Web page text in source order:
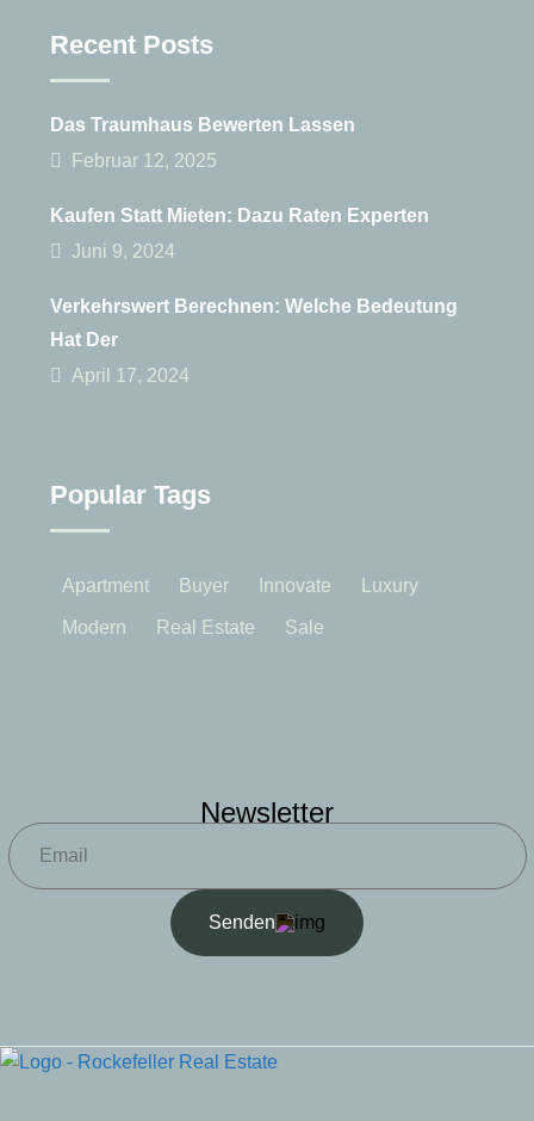
Recent Posts
Das Traumhaus Bewerten Lassen
Februar 12, 2025
Kaufen Statt Mieten: Dazu Raten Experten
Juni 9, 2024
Verkehrswert Berechnen: Welche Bedeutung
Hat Der
April 17, 2024
Popular Tags
Apartment Buyer Innovate Luxury
Modern Real Estate Sale
Newsletter
Senden